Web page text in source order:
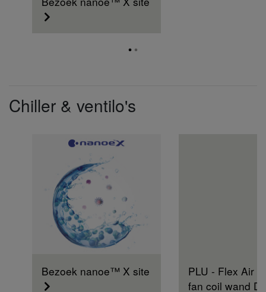
Chiller & ventilo's
Bezoek nanoe™ X site
PLU - Flex Air
fan coil wand